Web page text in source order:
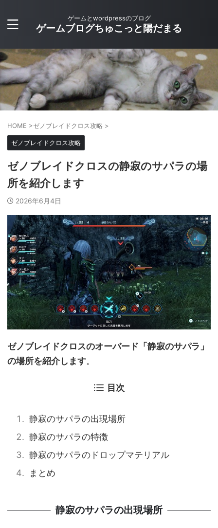
ゲームとwordpressのブログ
ゲームブログちゅこっと陽だまる
HOME >ゼノブレイドクロス攻略 >
ゼノブレイドクロス攻略
ゼノブレイドクロスの静寂のサパラの場
所を紹介します
2026年6月4日
ゼノブレイドクロスのオーバード「静寂のサパラ」
の場所を紹介します。
目次
静寂のサパラの出現場所
静寂のサパラの特徴
静寂のサパラのドロップマテリアル
まとめ
静寂のサパラの出現場所